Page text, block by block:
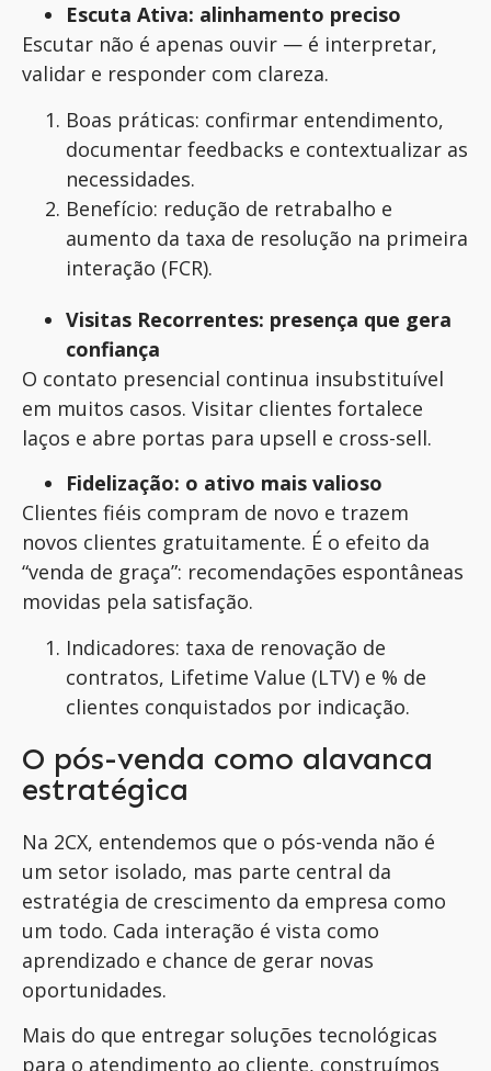
Escuta Ativa: alinhamento preciso
Escutar não é apenas ouvir — é interpretar,
validar e responder com clareza.
Boas práticas: confirmar entendimento,
documentar feedbacks e contextualizar as
necessidades.
Benefício: redução de retrabalho e
aumento da taxa de resolução na primeira
interação (FCR).
Visitas Recorrentes: presença que gera
confiança
O contato presencial continua insubstituível
em muitos casos. Visitar clientes fortalece
laços e abre portas para upsell e cross-sell.
Fidelização: o ativo mais valioso
Clientes fiéis compram de novo e trazem
novos clientes gratuitamente. É o efeito da
“venda de graça”: recomendações espontâneas
movidas pela satisfação.
Indicadores: taxa de renovação de
contratos, Lifetime Value (LTV) e % de
clientes conquistados por indicação.
O pós-venda como alavanca
estratégica
Na 2CX, entendemos que o pós-venda não é
um setor isolado, mas parte central da
estratégia de crescimento da empresa como
um todo. Cada interação é vista como
aprendizado e chance de gerar novas
oportunidades.
Mais do que entregar soluções tecnológicas
para o atendimento ao cliente, construímos